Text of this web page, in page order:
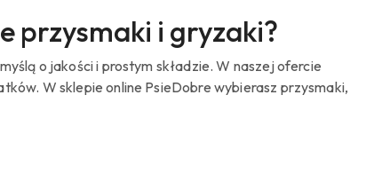
przysmaki i gryzaki?
o jakości i prostym składzie. W naszej ofercie
W sklepie online PsieDobre wybierasz przysmaki,